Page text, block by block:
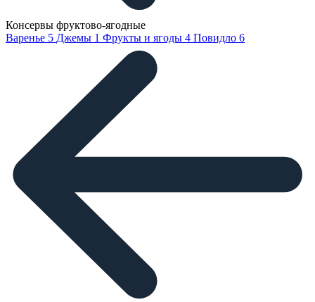
Консервы фруктово-ягодные
Варенье 5 Джемы 1 Фрукты и ягоды 4 Повидло 6